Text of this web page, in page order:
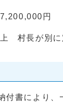
円
村長が別に
付書により、